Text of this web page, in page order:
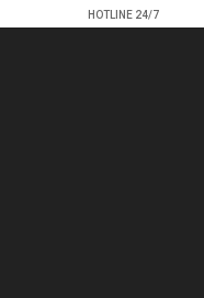
HOTLINE 24/7